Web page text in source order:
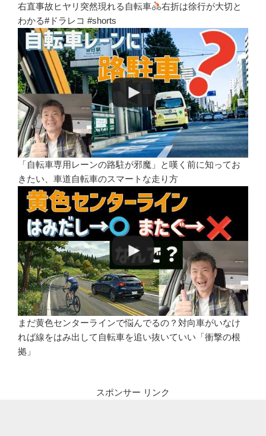
右直事故ヒヤリ突然現れる自転車
右折は徐行が大切と
わかる#ドラレコ #shorts
「自転車専用レーンの路駐が邪魔」と嘆く前に知ってお
きたい、車道自転車のスマートな走り方
まだ黄色センターラインで悩んでるの？対向車がいなけ
れば線をはみ出して自転車を追い抜いていい「衝撃の根
拠」
スポンサー リンク